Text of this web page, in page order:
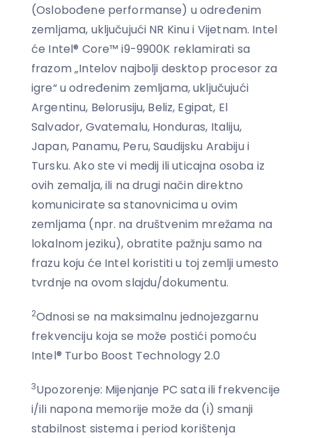
(Oslobođene performanse) u određenim
zemljama, uključujući NR Kinu i Vijetnam. Intel
će Intel® Core™ i9-9900K reklamirati sa
frazom „Intelov najbolji desktop procesor za
igre“ u određenim zemljama, uključujući
Argentinu, Belorusiju, Beliz, Egipat, El
Salvador, Gvatemalu, Honduras, Italiju,
Japan, Panamu, Peru, Saudijsku Arabiju i
Tursku. Ako ste vi medij ili uticajna osoba iz
ovih zemalja, ili na drugi način direktno
komunicirate sa stanovnicima u ovim
zemljama (npr. na društvenim mrežama na
lokalnom jeziku), obratite pažnju samo na
frazu koju će Intel koristiti u toj zemlji umesto
tvrdnje na ovom slajdu/dokumentu.
2Odnosi se na maksimalnu jednojezgarnu
frekvenciju koja se može postići pomoću
Intel® Turbo Boost Technology 2.0
3Upozorenje: Mijenjanje PC sata ili frekvencije
i/ili napona memorije može da (i) smanji
stabilnost sistema i period korištenja